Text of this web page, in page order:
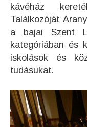
kávéház
Találkozóját
a bajai Szent
kategóriában és
iskolások és
tudásukat.